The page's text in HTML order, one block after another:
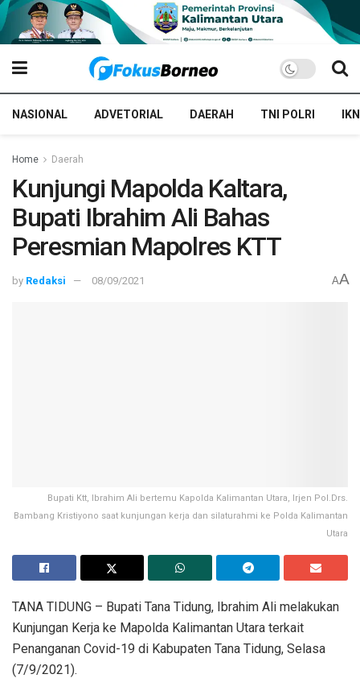
NASIONAL ADVETORIAL DAERAH TNI POLRI IKN
Home Daerah
Kunjungi Mapolda Kaltara,
Bupati Ibrahim Ali Bahas
Peresmian Mapolres KTT
by Redaksi 08/09/2021 AA
Bupati Ktt, Ibrahim Ali bertemu Kapolda Kalimantan Utara, Irjen Pol.Drs.
Bambang Kristiyono saat kunjungan kerja dan silaturahmi ke Polda Kalimantan
Utara
TANA TIDUNG – Bupati Tana Tidung, Ibrahim Ali melakukan
Kunjungan Kerja ke Mapolda Kalimantan Utara terkait
Penanganan Covid-19 di Kabupaten Tana Tidung, Selasa
(7/9/2021).